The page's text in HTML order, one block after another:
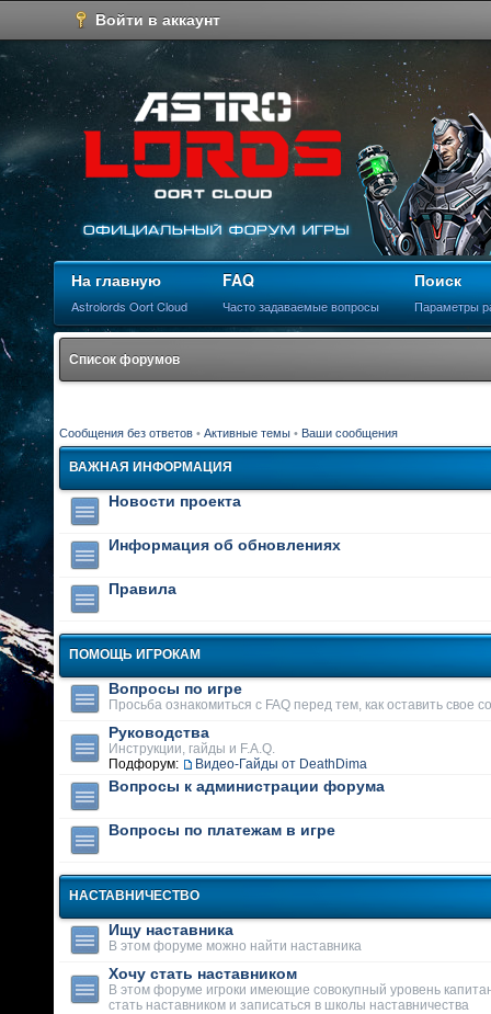
Войти в аккаунт
На главную
Astrolords Oort Cloud
FAQ
Часто задаваемые вопросы
Поиск
Параметры
Список форумов
Сообщения без ответов • Активные темы • Ваши сообщения
ВАЖНАЯ ИНФОРМАЦИЯ
Новости проекта
Информация об обновлениях
Правила
ПОМОЩЬ ИГРОКАМ
Вопросы по игре
Просьба ознакомиться с FAQ перед тем, как оставить свое
Руководства
Инструкции, гайды и F.A.Q.
Подфорум:
Видео-Гайды от DeathDima
Вопросы к администрации форума
Вопросы по платежам в игре
НАСТАВНИЧЕСТВО
Ищу наставника
В этом форуме можно найти наставника
Хочу стать наставником
В этом форуме игроки имеющие совокупный уровень
стать наставником и записаться в школы наставничества